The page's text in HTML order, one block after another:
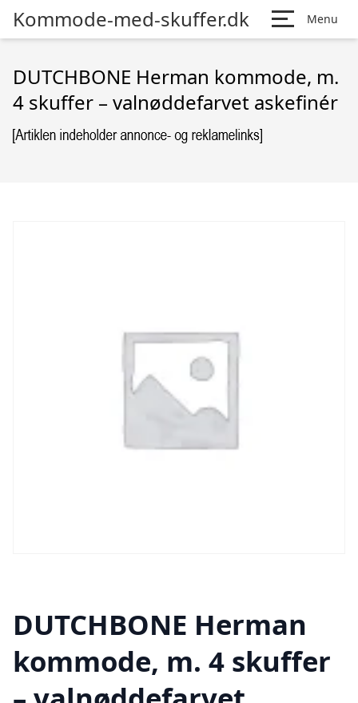
Kommode-med-skuffer.dk Menu
DUTCHBONE Herman kommode, m.
4 skuffer – valnøddefarvet askefinér
DUTCHBONE Herman
kommode, m. 4 skuffer